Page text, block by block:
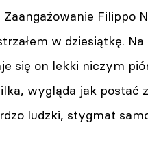
Filippo
w dziesiątkę.
się on lekki niczym
wygląda jak postać
ludzki, stygmat